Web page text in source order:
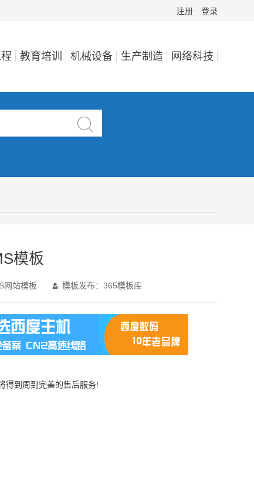
注册 登录
教育培训 机械设备 生产制造 网络科技

模板
网站模板  模板发布：365模板库
得到周到完善的售后服务!